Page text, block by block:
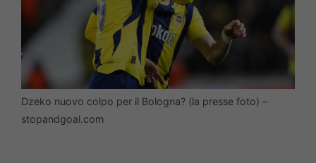
Dzeko nuovo colpo per il Bologna? (la presse foto) –
stopandgoal.com